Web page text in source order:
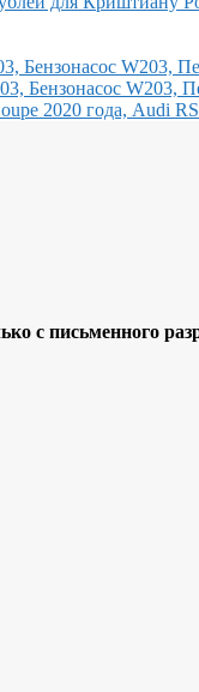
Бензонасос W203,
Бензонасос W203,
2020 года, Audi
с письменного